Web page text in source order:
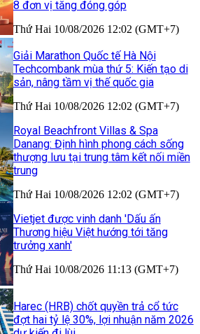
8 đơn vị tăng đóng góp
Thứ Hai 10/08/2026 12:02 (GMT+7)
Giải Marathon Quốc tế Hà Nội
Techcombank mùa thứ 5: Kiến tạo di
sản, nâng tầm vị thế quốc gia
Thứ Hai 10/08/2026 12:02 (GMT+7)
Royal Beachfront Villas & Spa
Danang: Định hình phong cách sống
thượng lưu tại trung tâm kết nối miền
trung
Thứ Hai 10/08/2026 12:02 (GMT+7)
Vietjet được vinh danh 'Dấu ấn
Thương hiệu Việt hướng tới tăng
trưởng xanh'
Thứ Hai 10/08/2026 11:13 (GMT+7)
Harec (HRB) chốt quyền trả cổ tức
đợt hai tỷ lệ 30%, lợi nhuận năm 2026